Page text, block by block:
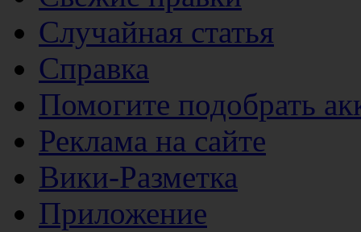
Случайная статья
Справка
Помогите подобрать
Реклама на сайте
Вики-Разметка
Приложение